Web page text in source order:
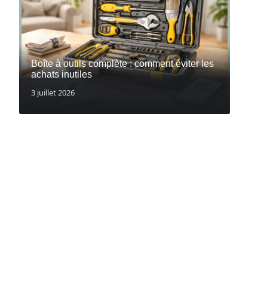
Boîte à outils complète : comment éviter les
achats inutiles
3 juillet 2026